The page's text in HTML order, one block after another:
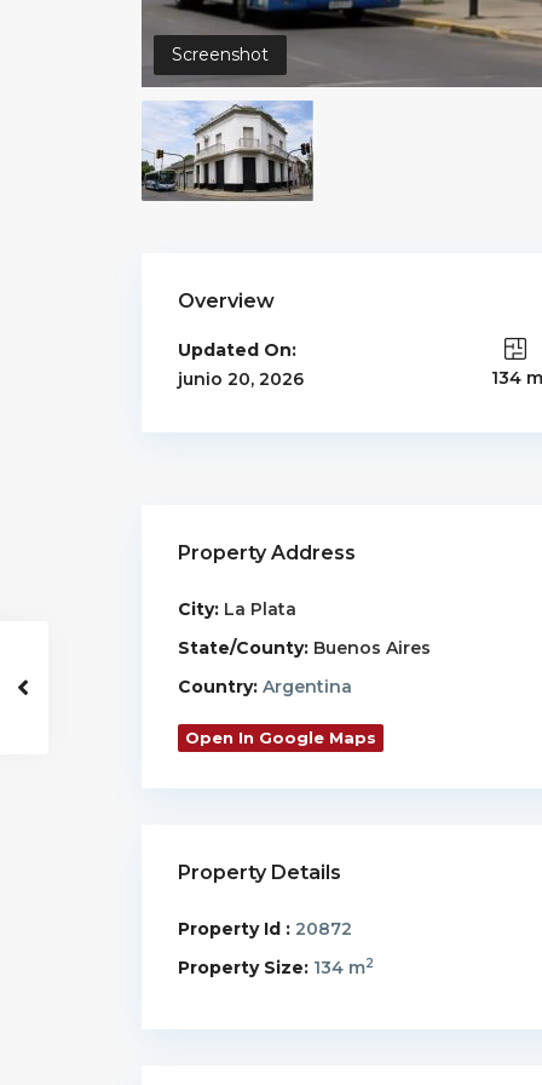
Screenshot
Overview
Updated On:
junio 20, 2026
134 m
Property Address
City: La Plata
State/County: Buenos Aires
Country: Argentina
Open In Google Maps
Property Details
Property Id : 20872
Property Size: 134 m2